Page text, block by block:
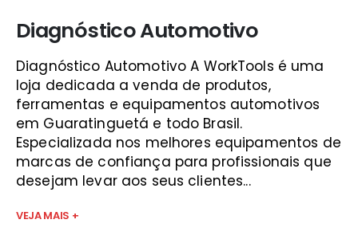
Diagnóstico Automotivo
Diagnóstico Automotivo A WorkTools é uma
loja dedicada a venda de produtos,
ferramentas e equipamentos automotivos
em Guaratinguetá e todo Brasil.
Especializada nos melhores equipamentos de
marcas de confiança para profissionais que
desejam levar aos seus clientes...
VEJA MAIS +